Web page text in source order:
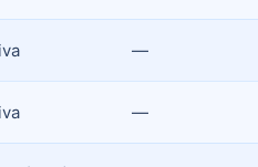
—
—